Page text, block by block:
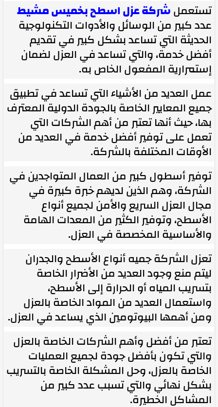
تستعملشركة عزل اسطح بخميس مشيط
عدد كبير من الوسائل والأدوات التكنولوجية
الحديثة التي تساعد بشكل كبير في تقديم
أفضل خدمة، والتي تساعد في العزل لضمان
إستمرارية المفعول الخاص به.
عمل العديد من الأشياء التي تساعد في تطبيق
جميع المعايير الخاصة بالجودة الدولية المعترف
بها، حيث أنها تعتبر من أهم الشركات التي
تعمل على توفير أفضل خدمة في العديد من
الأوقات المختلفة بالشركة.
توفير أسطول كبير من العمال المتواجدين في
الشركة، وهم الذين لديهم خبرة كبيرة في
مجال العزل السريع والأمن لجميع أنواع
الأسطح، وتوفير الكثير من المعدات الهامة
والأساسية المخصصة في العزل.
تعزل الشركة جميه أنواع الأسطح والجدران
ليتم منع وجود العديد من الأضرار الخاصة
بتسريب المياه أو الحرارة إلى الأسطح،
واستعمال العديد من المواد الخاصة بالعزل
ومن أهمها البيوتومين الذي يساعد في العزل.
تعتبر من أفضل وأهم الشركات الخاصة بالعزل
والتي تكون بأفضل جودة لجميع العمليات
الخاصة بالعزل، وحل المشكلة الخاصة بالتسريب
بشكل نهائي والتي تسبب عدد كبير من
المشاكل الخطيرة.